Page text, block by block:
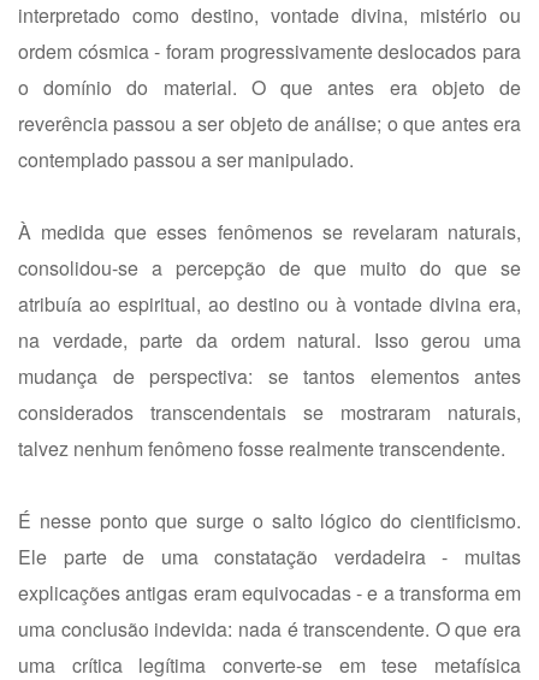
interpretado como destino, vontade divina, mistério ou
ordem cósmica - foram progressivamente deslocados para
o domínio do material. O que antes era objeto de
reverência passou a ser objeto de análise; o que antes era
contemplado passou a ser manipulado.
À medida que esses fenômenos se revelaram naturais,
consolidou-se a percepção de que muito do que se
atribuía ao espiritual, ao destino ou à vontade divina era,
na verdade, parte da ordem natural. Isso gerou uma
mudança de perspectiva: se tantos elementos antes
considerados transcendentais se mostraram naturais,
talvez nenhum fenômeno fosse realmente transcendente.
É nesse ponto que surge o salto lógico do cientificismo.
Ele parte de uma constatação verdadeira - muitas
explicações antigas eram equivocadas - e a transforma em
uma conclusão indevida: nada é transcendente. O que era
uma crítica legítima converte-se em tese metafísica